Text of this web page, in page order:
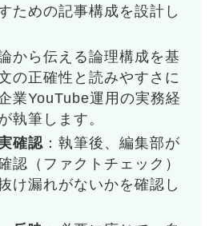
ための記事構成を設計し
から伝える論理構成を基
の正確性と読みやすさに
業YouTube運用の実務経
執筆します。
確認：執筆後、編集部が
認（ファクトチェック）
け漏れがないかを確認し